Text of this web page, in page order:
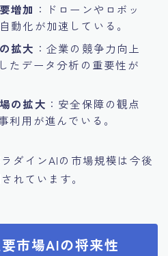
増加 ：ドローンやロボッ
動化が加速している。
拡大 ：企業の競争力向上
たデータ分析の重要性が
の拡大 ：安全保障の観点
利用が進んでいる。
ダインAIの市場規模は今後
れています。
市場AIの将来性